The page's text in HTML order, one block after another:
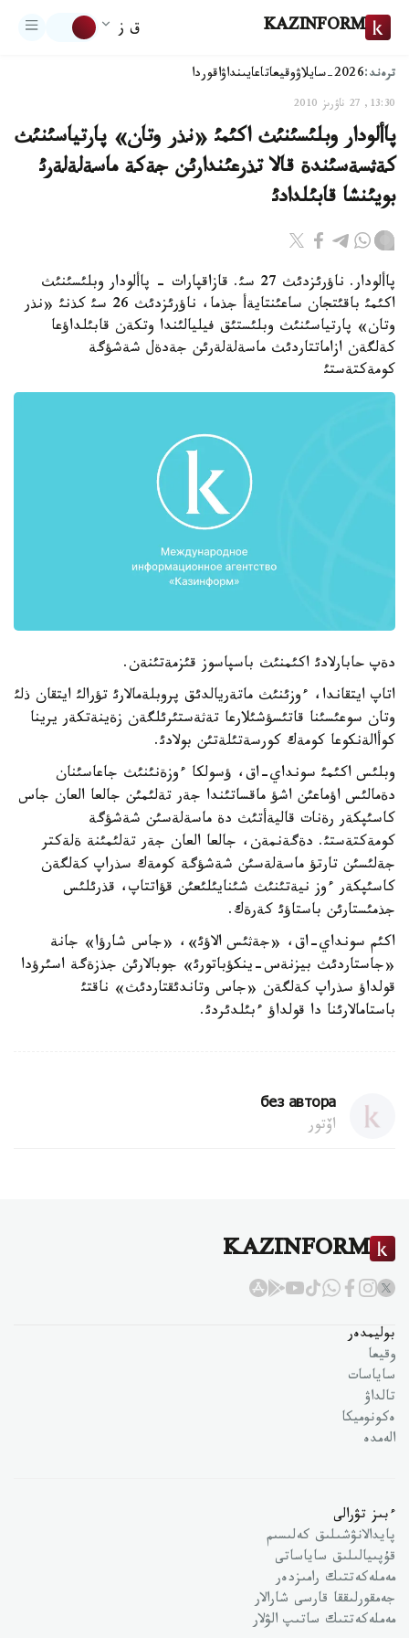
KAZINFORM ق ز
ترەند:2026-سايلاۋ وقيعاتاعايىنداۋاقوردا
13:30, 27 ناۋرىز 2010
پاألودار وبلئسئنئث اكئمئ «نذر وتان» پارتياسئنئث
كةثسةسئندة قالا تذرعئندارئن جةكة ماسةلةلةرئ
بويئنشا قابئلدادئ
پاألودار. ناؤرئزدئث 27 سئ. قازاقپارات - پاألودار وبلئسئنئث
اكئمئ باقئتجان ساعئنتايةأ جذما، ناؤرئزدئث 26 سئ كذنئ «نذر
وتان» پارتياسئنئث وبلئستئق فيليالئندا وتكةن قابئلداؤعا
كةلگةن ازاماتتاردئث ماسةلةلةرئن جةدةل شةشؤگة
كومةكتةستئ
دةپ حابارلادئ اكئمنئث باسپاسوز قئزمةتئنةن.
اتاپ ايتقاندا، ءوزئنئث ماتةريالدئق پروبلةمالارئ تؤرالئ ايتقان ذلئ
وتان سوعئسئنا قاتئسؤشئلارعا تةثةستئرئلگةن زةينةتكةر يرينا
كوأالةنكوعا كومةك كورسةتئلةتئن بولادئ.
وبلئس اكئمئ سونداي-اق، ؤسولكا ءوزةنئنئث جاعاسئنان
دةمالئس اؤماعئن اشؤ ماقساتئندا جةر تةلئمئن جالعا العان جاس
كاسئپكةر رةنات قاليةأتئث دة ماسةلةسئن شةشؤگة
كومةكتةستئ. دةگةنمةن، جالعا العان جةر تةلئمئنة ةلةكتر
جةلئسئن تارتؤ ماسةلةسئن شةشؤگة كومةك سذراپ كةلگةن
كاسئپكةر ءوز نيةتئنئث شئنايئلئعئن قؤاتتاپ، قذرئلئس
جذمئستارئن باستاؤئ كةرةك.
اكئم سونداي-اق، «جةثئس الاؤئ»، «جاس شارؤا» جانة
«جاستاردئث بيزنةس-ينكؤباتورئ» جوبالارئن جذزةگة اسئرؤدا
قولداؤ سذراپ كةلگةن «جاس وتاندئقتاردئث» ناقتئ
باستامالارئنا دا قولداؤ ءبئلدئردئ.
без автора
اۆتور
KAZINFORM
بوليمدەر
وقيعا
ساياسات
تالداۋ
ەكونوميكا
الەمدە
ءبىز تۋرالى
پايدالانۋشىلىق كەلىسىم
قۇپىيالىلىق ساياساتى
مەملەكەتتىك رامىزدەر
جەمقورلىققا قارسى شارالار
مەملەكەتتىك ساتىپ الۋلار